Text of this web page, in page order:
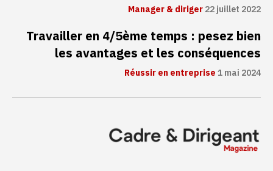
Manager & diriger22 juillet 2022
Travailler en 4/5ème temps : pesez bien
les avantages et les conséquences
Réussir en entreprise1 mai 2024